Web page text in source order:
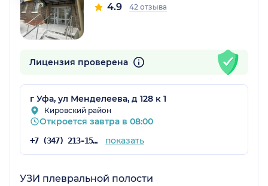
4.9 42 отзыва
Лицензия проверена
г Уфа, ул Менделеева, д 128 к 1
Кировский район
Откроется завтра в 08:00
+7 (347) 213-15-78 показать
УЗИ плевральной полости